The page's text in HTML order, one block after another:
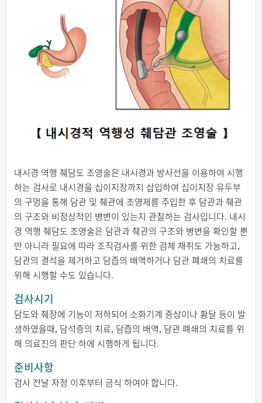
내시경 역행 췌담도 조영술은 내시경과 방사선을 이용하여 시행
하는 검사로 내시경을 십이지장까지 삽입하여 십이지장 유두부
의 구멍을 통해 담관 및 췌관에 조영제를 주입한 후 담관과 췌관
의 구조와 비정상적인 병변이 있는지 관찰하는 검사입니다. 내시
경 역행 췌담도 조영술은 담관과 췌관의 구조와 병변을 확인할 뿐
만 아니라 필요에 따라 조직검사를 위한 검체 채취도 가능하고,
담관의 결석을 제거하고 담즙의 배액하거나 담관 폐쇄의 치료를
위해 시행할 수도 있습니다.
검사시기
담도와 췌장에 기능이 저하되어 소화기계 증상이나 황달 등이 발
생하였을때, 담석증의 치료, 담즙의 배액, 담관 폐쇄의 치료를 위
해 의료진의 판단 하에 시행하게 됩니다.
준비사항
검사 전날 자정 이후부터 금식 하여야 합니다.